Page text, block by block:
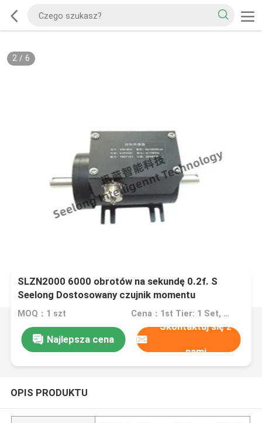
2/ 6
SLZN2000 6000 obrotów na sekundę 0.2f. S
Seelong Dostosowany czujnik momentu
obrotowego statycznego typu wału do testowania
MOQ：1 szt Cena：1st Tier: 1 Set, Unit Price USD 3.00 2nd Tier: 2-5 Sets, Unit Price USD 2.00 3rd Tier: Over 5 Sets, Unit Price USD 1.00
Najlepsza cena
Skontaktuj się z
nami
OPIS PRODUKTU